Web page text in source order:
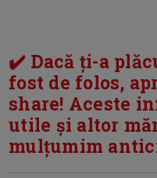
✔️ Dacă ți-a
fost de folos,
share! Aceste
utile și altor
mulțumim